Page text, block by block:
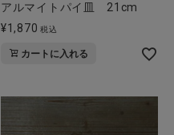
アルマイトパイ皿 21cm
¥1,870 税込
カートに入れる